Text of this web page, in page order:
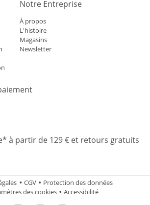
Notre Entreprise
À propos
L'histoire
Magasins
Newsletter
à partir de 129 € et retours gratuits
CGV
Protection des données
des cookies
Accessibilité